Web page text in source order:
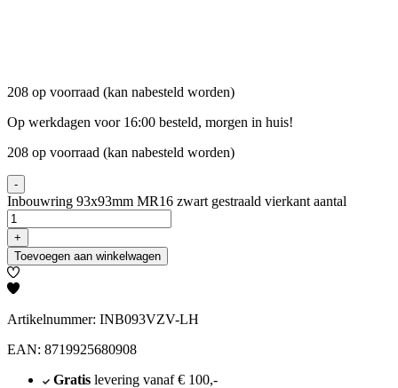
208 op voorraad (kan nabesteld worden)
Op werkdagen voor 16:00 besteld, morgen in huis!
208 op voorraad (kan nabesteld worden)
-
Inbouwring 93x93mm MR16 zwart gestraald vierkant aantal
+
Toevoegen aan winkelwagen
Artikelnummer: INB093VZV-LH
EAN: 8719925680908
Gratislevering vanaf € 100,-